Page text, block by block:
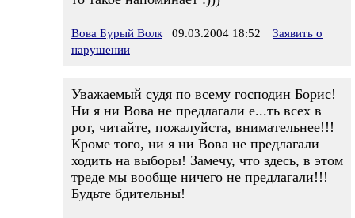
Вова Бурый Волк 09.03.2004 18:52
Заявить о
нарушении
Уважаемый судя по всему господин Борис!
Ни я ни Вова не предлагали е...ть всех в
рот, читайте, пожалуйста, внимательнее!!!
Кроме того, ни я ни Вова не предлагали
ходить на выборы! Замечу, что здесь, в этом
треде мы вообще ничего не предлагали!!!
Будьте бдительны!